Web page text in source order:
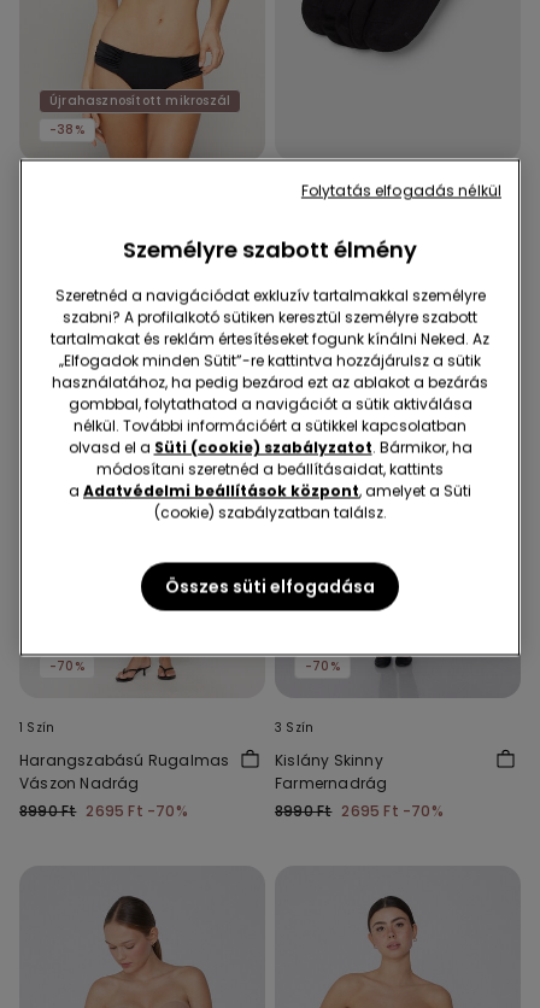
Újrahasznosított mikroszál
-38%
Bikini Alsó Újrahasznosított
4 Szín
Pamut Bokazokni
-70%
1 Szín
Harangszabású Rugalmas
Vászon Nadrág
8990 Ft 2695 Ft -70%
-70%
3 Szín
Kislány Skinny
Farmernadrág
8990 Ft 2695 Ft -70%
Személyre szabott élmény
Szeretnéd a navigációdat exkluzív tartalmakkal személyre
szabni? A profilalkotó sütiken keresztül személyre szabott
tartalmakat és reklám értesítéseket fogunk kínálni Neked. Az
„Elfogadok minden Sütit”-re kattintva hozzájárulsz a sütik
használatához, ha pedig bezárod ezt az ablakot a bezárás
gombbal, folytathatod a navigációt a sütik aktiválása
nélkül. További információért a sütikkel kapcsolatban
olvasd el a Süti (cookie) szabályzatot. Bármikor, ha
módosítani szeretnéd a beállításaidat, kattints
a Adatvédelmi beállítások központ, amelyet a Süti
(cookie) szabályzatban találsz.
Összes süti elfogadása
Folytatás elfogadás nélkül